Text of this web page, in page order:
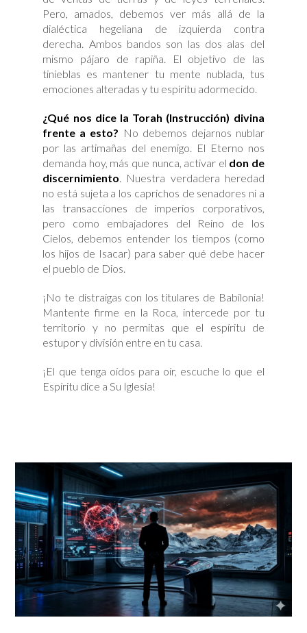
Pero, amados, debemos ver más allá de la
dialéctica hegeliana de izquierda contra
derecha. Ambos bandos son las dos alas del
mismo pájaro de rapiña. El objetivo de las
tinieblas es mantener tu mente nublada, tus
emociones alteradas y tu espíritu adormecido.
¿Qué nos dice la Torah (Instrucción) divina
frente a esto? No debemos dejarnos nublar
por las artimañas del enemigo. El Eterno nos
demanda hoy, más que nunca, activar el don de
discernimiento. Nuestra verdadera heredad
no está sujeta a los caprichos de senadores ni a
las transacciones de imperios corporativos,
pero como embajadores del Reino de los
Cielos, debemos entender los tiempos (como
los hijos de Isacar) para saber qué debe hacer
el pueblo de Dios.
¡No te distraigas con los titulares de Babilonia!
Mantente firme en la Roca, intercede por tu
territorio y no permitas que el espíritu de
estupor y división entre en tu casa.
¡El que tenga oídos para oír, escuche lo que el
Espíritu dice a Su Iglesia!